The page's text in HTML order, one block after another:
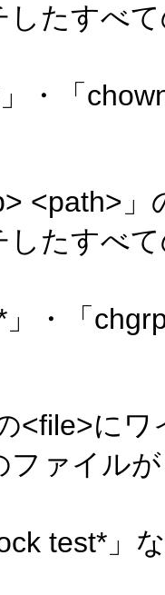
したすべ
」・「
<path>
したすべ
」・「
<file>に
ファイル
test*」